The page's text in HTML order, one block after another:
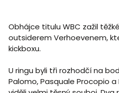
Obhájce titulu WBC zažil
outsiderem Verhoevenem,
kickboxu.
U ringu byli tři rozhodčí na
Palomo, Pasquale Procopio